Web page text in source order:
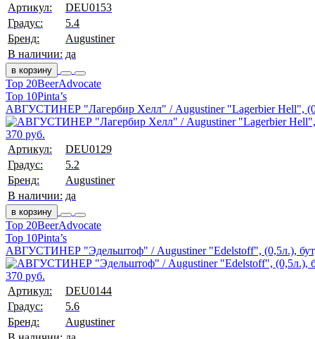
Артикул:
DEU0153
Градус:
5.4
Бренд:
Augustiner
В наличии: да
в корзину
Top 20BeerAdvocate
Top 10Pinta’s
АВГУСТИНЕР "Лагербир Хелл" / Augustiner "Lagerbier Hell",
370 руб.
Артикул:
DEU0129
Градус:
5.2
Бренд:
Augustiner
В наличии: да
в корзину
Top 20BeerAdvocate
Top 10Pinta’s
АВГУСТИНЕР "Эдельштоф" / Augustiner "Edelstoff", (0,5л.), бут,
370 руб.
Артикул:
DEU0144
Градус:
5.6
Бренд:
Augustiner